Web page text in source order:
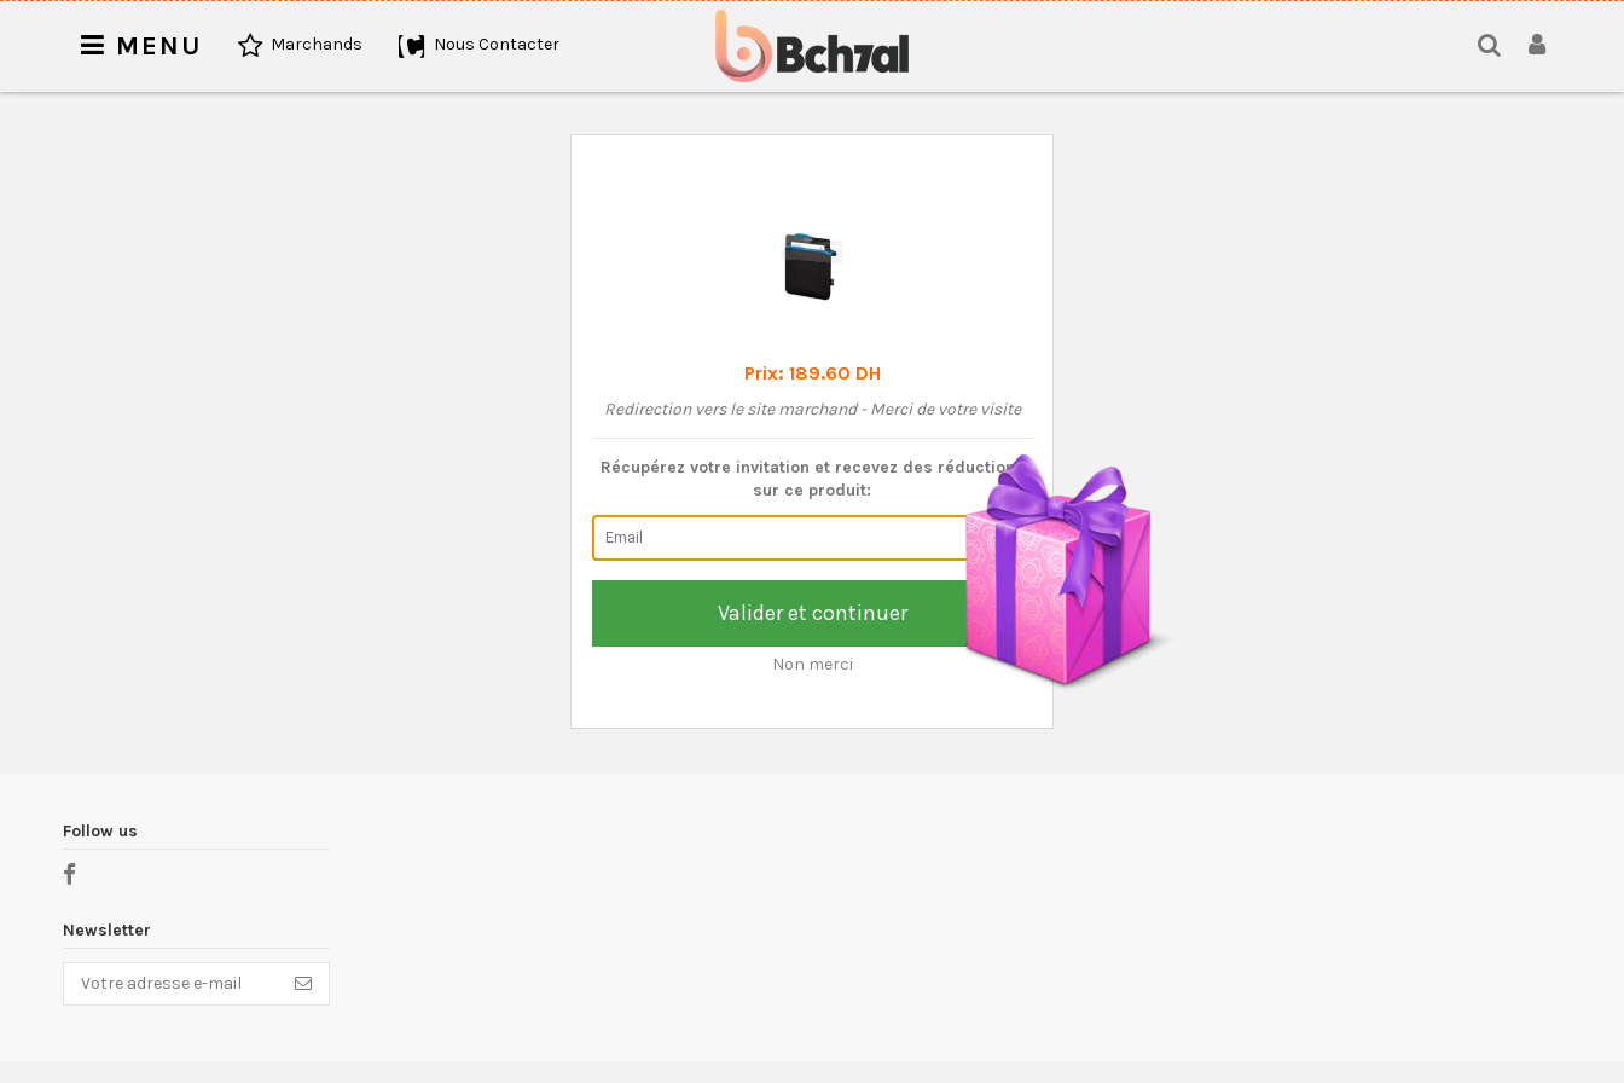
MENU Marchands Nous Contacter
Prix: 189.60 DH
Redirection vers le site marchand - Merci de votre visite
Récupérez votre invitation et recevez des réductions
sur ce produit:
Valider et continuer
Non merci
Follow us
Newsletter